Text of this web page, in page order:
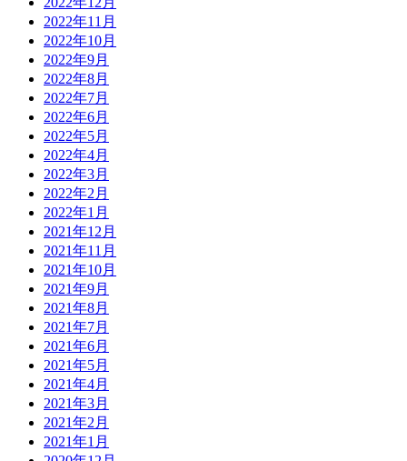
2022年11月
2022年10月
2022年9月
2022年8月
2022年7月
2022年6月
2022年5月
2022年4月
2022年3月
2022年2月
2022年1月
2021年12月
2021年11月
2021年10月
2021年9月
2021年8月
2021年7月
2021年6月
2021年5月
2021年4月
2021年3月
2021年2月
2021年1月